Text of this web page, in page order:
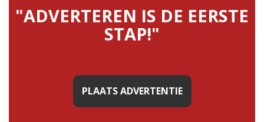
"ADVERTEREN IS DE EERSTE
STAP!"
PLAATS ADVERTENTIE